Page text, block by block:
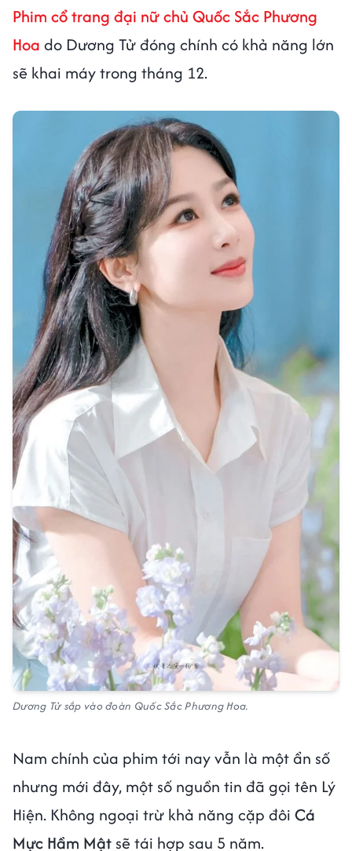
Phim cổ trang đại nữ chủ Quốc Sắc Phương
Hoa do Dương Tử đóng chính có khả năng lớn
sẽ khai máy trong tháng 12.
Dương Tử sắp vào đoàn Quốc Sắc Phương Hoa.
Nam chính của phim tới nay vẫn là một ẩn số
nhưng mới đây, một số nguồn tin đã gọi tên Lý
Hiện. Không ngoại trừ khả năng cặp đôi Cá
Mực Hầm Mật sẽ tái hợp sau 5 năm.